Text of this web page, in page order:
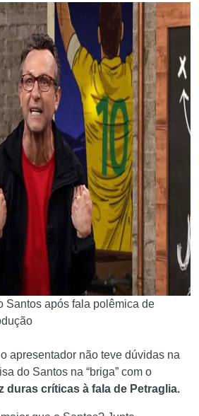
Santos após fala polêmica de
apresentador não teve dúvidas na
do Santos na “briga” com o
duras críticas à fala de Petraglia.